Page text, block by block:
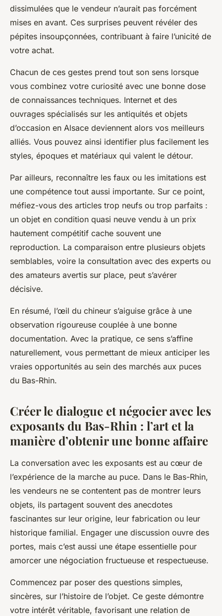
dissimulées que le vendeur n’aurait pas forcément
mises en avant. Ces surprises peuvent révéler des
pépites insoupçonnées, contribuant à faire l’unicité de
votre achat.
Chacun de ces gestes prend tout son sens lorsque
vous combinez votre curiosité avec une bonne dose
de connaissances techniques. Internet et des
ouvrages spécialisés sur les antiquités et objets
d’occasion en Alsace deviennent alors vos meilleurs
alliés. Vous pouvez ainsi identifier plus facilement les
styles, époques et matériaux qui valent le détour.
Par ailleurs, reconnaître les faux ou les imitations est
une compétence tout aussi importante. Sur ce point,
méfiez-vous des articles trop neufs ou trop parfaits :
un objet en condition quasi neuve vendu à un prix
hautement compétitif cache souvent une
reproduction. La comparaison entre plusieurs objets
semblables, voire la consultation avec des experts ou
des amateurs avertis sur place, peut s’avérer
décisive.
En résumé, l’œil du chineur s’aiguise grâce à une
observation rigoureuse couplée à une bonne
documentation. Avec la pratique, ce sens s’affine
naturellement, vous permettant de mieux anticiper les
vraies opportunités au sein des marchés aux puces
du Bas-Rhin.
Créer le dialogue et négocier avec les
exposants du Bas-Rhin : l’art et la
manière d’obtenir une bonne affaire
La conversation avec les exposants est au cœur de
l’expérience de la marche au puce. Dans le Bas-Rhin,
les vendeurs ne se contentent pas de montrer leurs
objets, ils partagent souvent des anecdotes
fascinantes sur leur origine, leur fabrication ou leur
historique familial. Engager une discussion ouvre des
portes, mais c’est aussi une étape essentielle pour
amorcer une négociation fructueuse et respectueuse.
Commencez par poser des questions simples,
sincères, sur l’histoire de l’objet. Ce geste démontre
votre intérêt véritable, favorisant une relation de